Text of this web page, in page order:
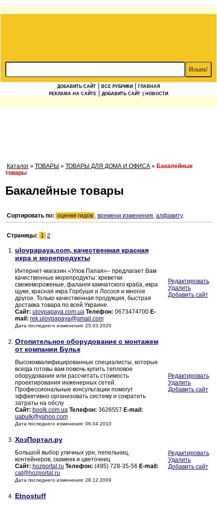
ДОБАВИТЬ САЙТ ВСЕ РУБРИКИ
ГЛАВНАЯ
РЕКЛАМА НА САЙТЕ
ДОБАВИТЬ САЙТ | НОВОСТИ
Каталог » ТОВАРЫ » ТОВАРЫ ДЛЯ ДОМА И ОФИСА » Бакалейные
товары
Бакалейные товары
Сортировать по: оценке гидов , времени изменения, алфавиту.
Страницы: 1 2
1. ulovpapaya.com, качественная красная
икра и морепродукты
Интернет-магазин «Улов Папая»– предлагает Вам
качественные морепродукты: креветки
свежемороженые, фаланги камчатского краба, икра
щуки, красная икра Горбуши и Лосося и многое
другое. Только качественная продукция, быстрая
доставка товара по всей Украине.
Сайт: ulovpapaya.com.ua Телефон: 0673474700 E-
mail: rek.ulovpapaya@gmail.com
Дата последнего изменения: 25.03.2020
Редактировать
Удалить
Добавить сайт
2. Отопительное оборудование с монтажем
от компании Бульк
Высококвалифицированные специалисты, которые
всегда готовы вам помочь купить тепловое
оборудование или рассчитать стоимость
проектирования инженерных сетей.
Профессиональные консультации помогут
эффективно организовать систему и сократить
затраты на обслу
Сайт: boolk.com.ua Телефон: 3626557 E-mail:
uabulk@yahoo.com
Дата последнего изменения: 06.04.2010
Редактировать
Удалить
Добавить сайт
3. ХозПортал.ру
Большой выбор уличных урн, пепельниц,
контейнеров, скамеек и цветочниц
Сайт: hozportal.ru Телефон: (495) 728-35-56 E-mail:
cat@hozportal.ru
Дата последнего изменения: 28.12.2009
Редактировать
Удалить
Добавить сайт
4. Etnostuff